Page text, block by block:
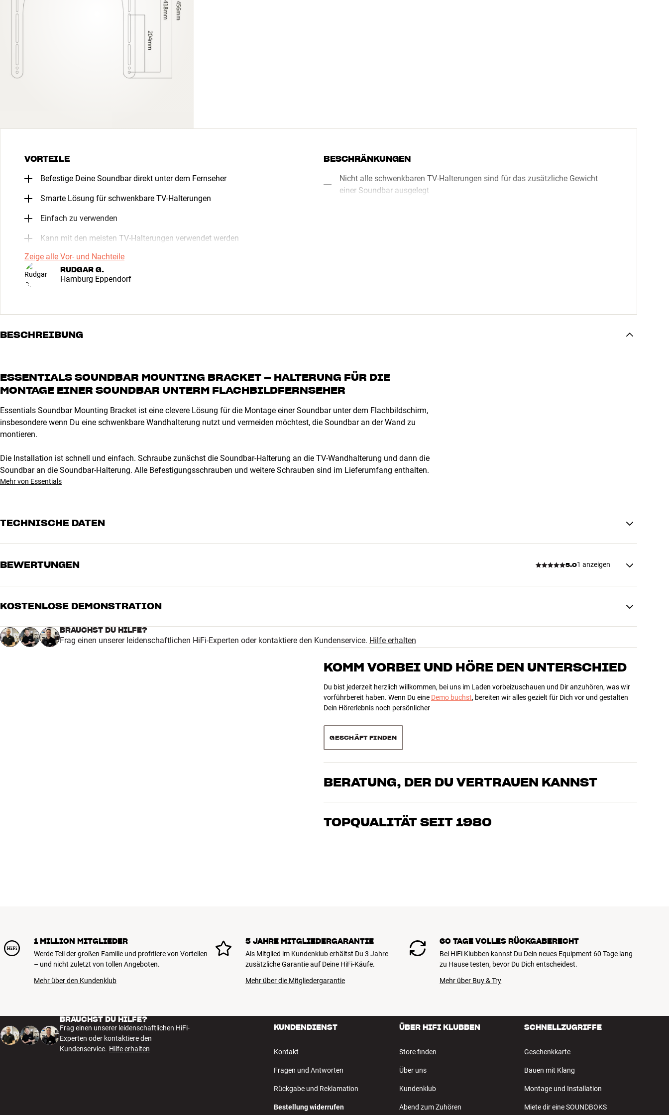
VORTEILE
Befestige Deine Soundbar direkt unter dem Fernseher
Smarte Lösung für schwenkbare TV-Halterungen
Einfach zu verwenden
Kann mit den meisten TV-Halterungen verwendet werden
BESCHRÄNKUNGEN
Nicht alle schwenkbaren TV-Halterungen sind für das zusätzliche Gewicht
einer Soundbar ausgelegt
Zeige alle Vor- und Nachteile
RUDGAR G.
Hamburg Eppendorf
BESCHREIBUNG
ESSENTIALS SOUNDBAR MOUNTING BRACKET – HALTERUNG FÜR DIE
MONTAGE EINER SOUNDBAR UNTERM FLACHBILDFERNSEHER
Essentials Soundbar Mounting Bracket ist eine clevere Lösung für die Montage einer Soundbar unter dem Flachbildschirm,
insbesondere wenn Du eine schwenkbare Wandhalterung nutzt und vermeiden möchtest, die Soundbar an der Wand zu
montieren.
Die Installation ist schnell und einfach. Schraube zunächst die Soundbar-Halterung an die TV-Wandhalterung und dann die
Soundbar an die Soundbar-Halterung. Alle Befestigungsschrauben und weitere Schrauben sind im Lieferumfang enthalten.
Mehr von Essentials
TECHNISCHE DATEN
MASSE UND DESIGN
Gewicht (kg)
1
Maße (Verpackung)
2,1 x 17 x 47,5 cm (breite x höhe x tiefe)
ALLGEMEINE MERKMALE
BEWERTUNGEN 5.01 anzeigen
5.0
5
4
3 0
KOSTENLOSE DEMONSTRATION
BRAUCHST DU HILFE?
Frag einen unserer leidenschaftlichen HiFi-Experten oder kontaktiere den Kundenservice. Hilfe erhalten
KOMM VORBEI UND HÖRE DEN UNTERSCHIED
Du bist jederzeit herzlich willkommen, bei uns im Laden vorbeizuschauen und Dir anzuhören, was wir
vorführbereit haben. Wenn Du eine Demo buchst, bereiten wir alles gezielt für Dich vor und gestalten
Dein Hörerlebnis noch persönlicher
GESCHÄFT FINDEN
BERATUNG, DER DU VERTRAUEN KANNST
Unsere Mitarbeiter sind echte Enthusiasten, die unsere Produkte genau kennen und für großartigen
gemeinsam die Lösung, die zu Deinen Bedürfnissen und Deinem Budget passt
TOPQUALITÄT SEIT 1980
1 MILLION MITGLIEDER
Werde Teil der großen Familie und profitiere von Vorteilen
– und nicht zuletzt von tollen Angeboten.
Mehr über den Kundenklub
5 JAHRE MITGLIEDERGARANTIE
Als Mitglied im Kundenklub erhältst Du 3 Jahre
zusätzliche Garantie auf Deine HiFi-Käufe.
Mehr über die Mitgliedergarantie
60 TAGE VOLLES RÜCKGABERECHT
Bei HiFi Klubben kannst Du Dein neues Equipment 60 Tage lang
zu Hause testen, bevor Du Dich entscheidest.
Mehr über Buy & Try
BRAUCHST DU HILFE?
Frag einen unserer leidenschaftlichen HiFi-
Experten oder kontaktiere den
Kundenservice. Hilfe erhalten
KUNDENDIENST
Kontakt
Fragen und Antworten
Rückgabe und Reklamation
Bestellung widerrufen
ÜBER HIFI KLUBBEN
Store finden
Über uns
Kundenklub
Abend zum Zuhören
SCHNELLZUGRIFFE
Geschenkkarte
Bauen mit Klang
Montage und Installation
Miete dir eine SOUNDBOKS